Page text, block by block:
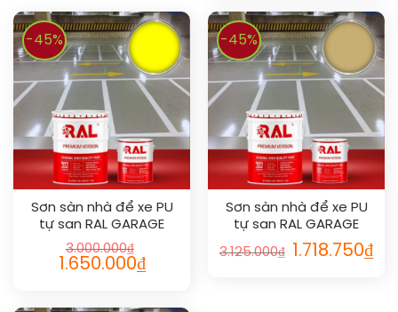
-45%
Sơn sàn nhà để xe PU
tự san RAL GARAGE
SHIELD SL 1026
3.000.000₫
1.650.000₫
-45%
Sơn sàn nhà để xe PU
tự san RAL GARAGE
SHIELD SL 1002
3.125.000₫ 1.718.750₫